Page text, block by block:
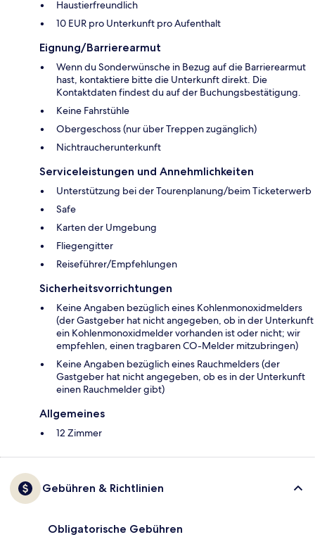
Haustierfreundlich
10 EUR pro Unterkunft pro Aufenthalt
Eignung/Barrierearmut
Wenn du Sonderwünsche in Bezug auf die Barrierearmut
hast, kontaktiere bitte die Unterkunft direkt. Die
Kontaktdaten findest du auf der Buchungsbestätigung.
Keine Fahrstühle
Obergeschoss (nur über Treppen zugänglich)
Nichtraucherunterkunft
Serviceleistungen und Annehmlichkeiten
Unterstützung bei der Tourenplanung/beim Ticketerwerb
Safe
Karten der Umgebung
Fliegengitter
Reiseführer/Empfehlungen
Sicherheitsvorrichtungen
Keine Angaben bezüglich eines Kohlenmonoxidmelders
(der Gastgeber hat nicht angegeben, ob in der Unterkunft
ein Kohlenmonoxidmelder vorhanden ist oder nicht; wir
empfehlen, einen tragbaren CO-Melder mitzubringen)
Keine Angaben bezüglich eines Rauchmelders (der
Gastgeber hat nicht angegeben, ob es in der Unterkunft
einen Rauchmelder gibt)
Allgemeines
12 Zimmer
Gebühren & Richtlinien
Obligatorische Gebühren